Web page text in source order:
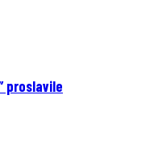
proslavile